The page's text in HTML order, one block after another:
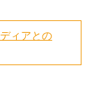
ィアとの